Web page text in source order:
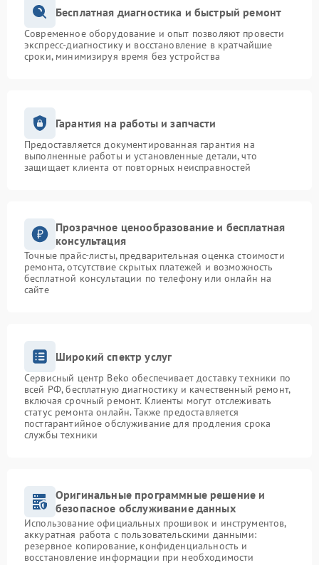
Бесплатная диагностика и быстрый ремонт
Современное оборудование и опыт позволяют провести
экспресс-диагностику и восстановление в кратчайшие
сроки, минимизируя время без устройства
Гарантия на работы и запчасти
Предоставляется документированная гарантия на
выполненные работы и установленные детали, что
защищает клиента от повторных неисправностей
Прозрачное ценообразование и бесплатная
консультация
Точные прайс-листы, предварительная оценка стоимости
ремонта, отсутствие скрытых платежей и возможность
бесплатной консультации по телефону или онлайн на
сайте
Широкий спектр услуг
Сервисный центр Beko обеспечивает доставку техники по
всей РФ, бесплатную диагностику и качественный ремонт,
включая срочный ремонт. Клиенты могут отслеживать
статус ремонта онлайн. Также предоставляется
постгарантийное обслуживание для продления срока
службы техники
Оригинальные программные решение и
безопасное обслуживание данных
Использование официальных прошивок и инструментов,
аккуратная работа с пользовательскими данными:
резервное копирование, конфиденциальность и
восстановление информации при необходимости